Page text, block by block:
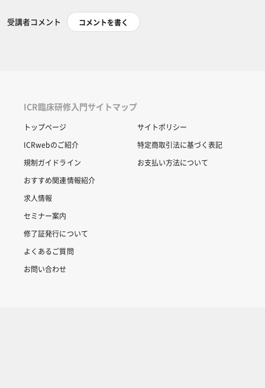
受講者コメント コメントを書く
ICR臨床研修入門サイトマップ
トップページ
ICRwebのご紹介
規制ガイドライン
おすすめ関連情報紹介
求人情報
セミナー案内
修了証発行について
よくあるご質問
お問い合わせ
サイトポリシー
特定商取引法に基づく表記
お支払い方法について